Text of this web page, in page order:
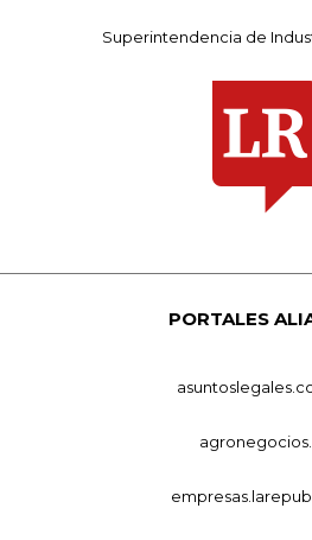
Superintendencia de
PORTALES